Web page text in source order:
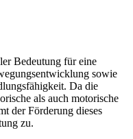
Bedeutung für eine
sowie
Da die
als auch motorische
der Förderung dieses
zu.